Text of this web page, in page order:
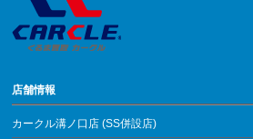
店舗情報
カークル溝ノ口店 (SS併設店)